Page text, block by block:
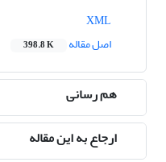
اصل مقاله
398.8 K
هم رسانی
ارجاع به این مقاله